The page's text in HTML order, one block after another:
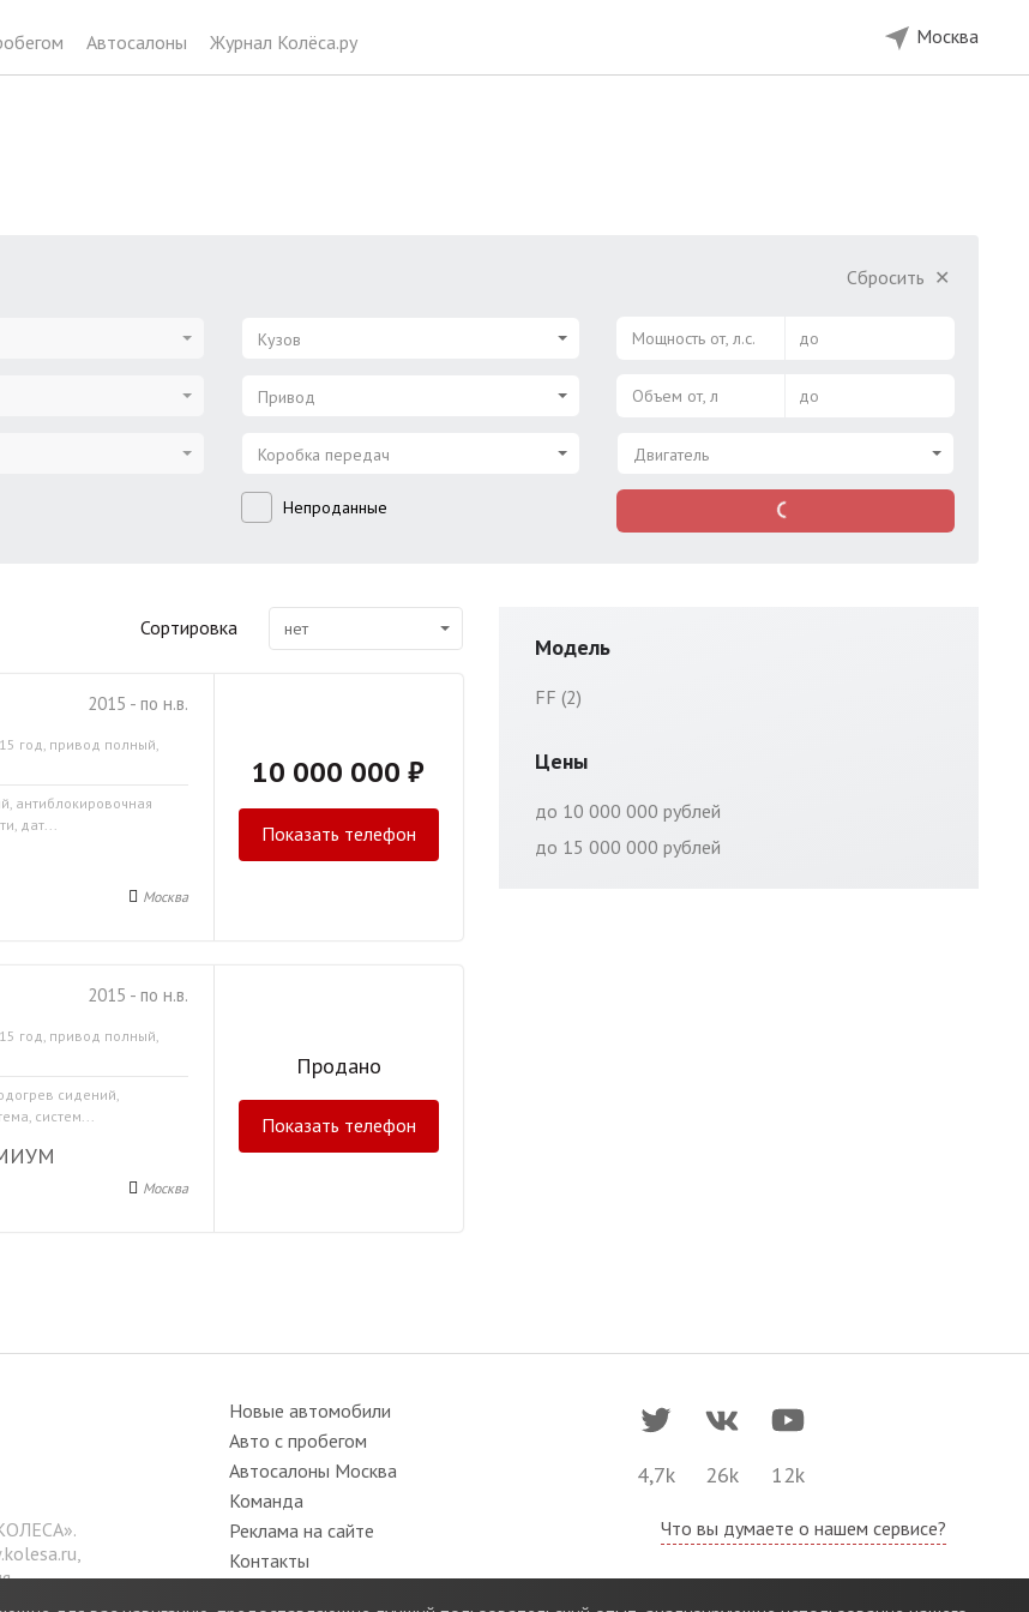
Автосалоны Журнал Колёса.ру Москва
Кузов
Привод
Коробка передач
Непроданные
Сбросить ✕
Мощность от, л.с. до
Объем от, л до
Двигатель
Сортировка нет
2015 - по н.в.
год, привод полный,
антиблокировочная
дат...
Москва
10 000 000 ₽
Показать телефон
2015 - по н.в.
год, привод полный,
сидений,
систем...
Москва
Продано
Показать телефон
Модель
FF (2)
Цены
до 10 000 000 рублей
до 15 000 000 рублей
,
Новые автомобили
Авто с пробегом
Автосалоны Москва
Команда
Реклама на сайте
Контакты
4,7k 26k 12k
Что вы думаете о нашем сервисе?